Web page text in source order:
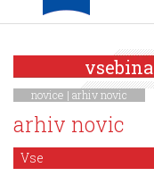
vsebina
novice | arhiv novic
arhiv novic